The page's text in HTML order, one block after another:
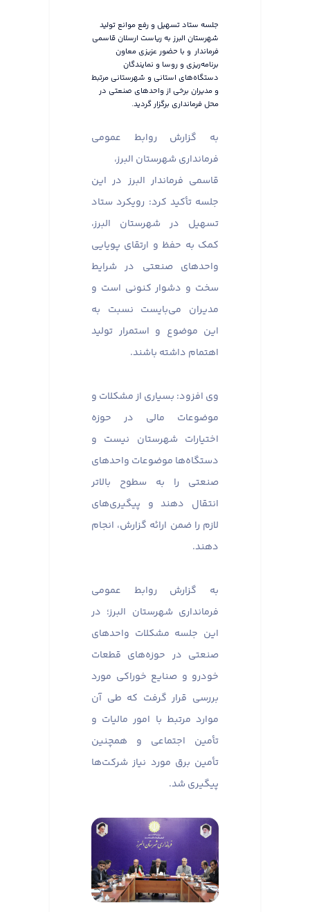
جلسه ستاد تسهیل و رفع موانع تولید
شهرستان البرز به ریاست ارسلان قاسمی
فرماندار و با حضور عزیزی معاون
برنامه‌ریزی و روسا و نمایندگان
دستگاه‌های استانی و شهرستانی مرتبط
و مدیران برخی از واحدهای صنعتی در
محل فرمانداری برگزار گردید.
به گزارش روابط عمومی
فرمانداری شهرستان البرز،
قاسمی فرماندار البرز در این
جلسه تأکید کرد: رویکرد ستاد
تسهیل در شهرستان البرز،
کمک به حفظ و ارتقای پویایی
واحدهای صنعتی در شرایط
سخت و دشوار کنونی است و
مدیران می‌بایست نسبت به
این موضوع و استمرار تولید
اهتمام داشته باشند.
وی افزود: بسیاری از مشکلات و
موضوعات مالی در حوزه
اختیارات شهرستان نیست و
دستگاه‌ها موضوعات واحدهای
صنعتی را به سطوح بالاتر
انتقال دهند و پیگیری‌های
لازم را ضمن ارائه گزارش، انجام
دهند.
به گزارش روابط عمومی
فرمانداری شهرستان البرز؛ در
این جلسه مشکلات واحدهای
صنعتی در حوزه‌های قطعات
خودرو و صنایع خوراکی مورد
بررسی قرار گرفت که طی آن
موارد مرتبط با امور مالیات و
تأمین اجتماعی و همچنین
تأمین برق مورد نیاز شرکت‌ها
پیگیری شد.